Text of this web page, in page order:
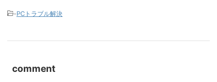
-PCトラブル解決
comment